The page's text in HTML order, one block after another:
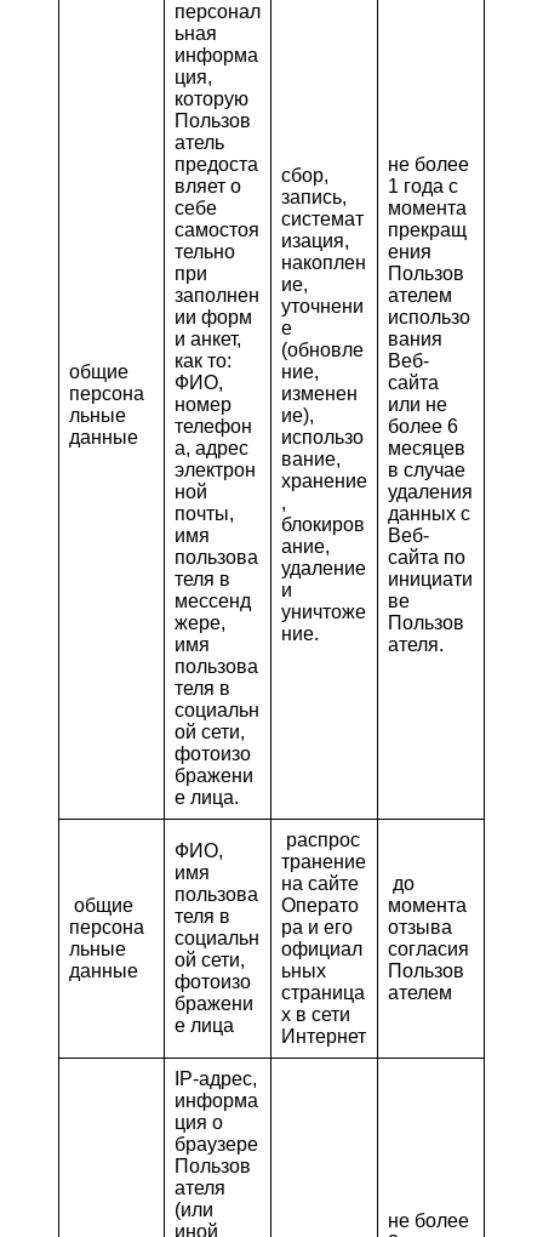
общие
персона
льные
данные
персонал
ьная
информа
ция,
которую
Пользов
атель
предоста
вляет о
себе
самостоя
тельно
при
заполнен
ии форм
и анкет,
как то:
ФИО,
номер
телефон
а, адрес
электрон
ной
почты,
имя
пользова
теля в
мессенд
жере,
имя
пользова
теля в
социальн
ой сети,
фотоизо
бражени
е лица.
сбор,
запись,
системат
изация,
накоплен
ие,
уточнени
е
(обновле
ние,
изменен
ие),
использо
вание,
хранение
,
блокиров
ание,
удаление
и
уничтоже
ние.
не более
1 года с
момента
прекращ
ения
Пользов
ателем
использо
вания
Веб-
сайта
или не
более 6
месяцев
в случае
удаления
данных с
Веб-
сайта по
инициати
ве
Пользов
ателя.
общие
персона
льные
данные
ФИО,
имя
пользова
теля в
социальн
ой сети,
фотоизо
бражени
е лица
распрос
транение
на сайте
Операто
ра и его
официал
ьных
страница
х в сети
Интернет
до
момента
отзыва
согласия
Пользов
ателем
IP-адрес,
информа
ция о
браузере
Пользов
ателя
(или
иной
не более